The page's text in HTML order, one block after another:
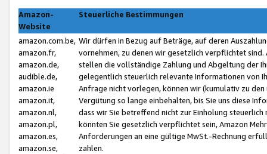
Amazon-
Website
Steuerliche Bestimmungen
amazon.com.be,
amazon.fr,
amazon.de,
audible.de,
amazon.ie
amazon.it,
amazon.nl,
amazon.pl,
amazon.es,
amazon.se,
Wir dürfen in Bezug auf Beträge, auf deren
vornehmen, zu denen wir gesetzlich verpflichtet
stellen die vollständige Zahlung und Abgeltung der
gelegentlich steuerlich relevante Informationen von
Anfrage nicht vorlegen, können wir (kumulativ zu
Vergütung so lange einbehalten, bis Sie uns diese
dass wir Sie betreffend nicht zur Einholung
könnten Sie gesetzlich verpflichtet sein, Amazon
Anforderungen an eine gültige MwSt.-Rechnung
zahlen.